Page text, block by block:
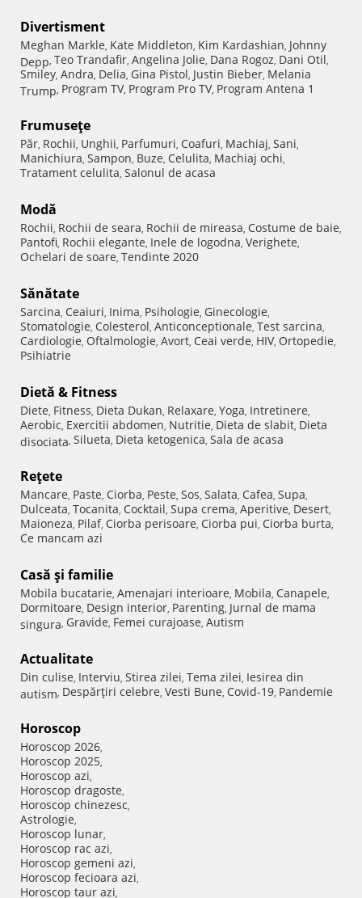
Divertisment
Meghan Markle, Kate Middleton, Kim Kardashian, Johnny
Depp, Teo Trandafir, Angelina Jolie, Dana Rogoz, Dani Otil,
Smiley, Andra, Delia, Gina Pistol, Justin Bieber, Melania
Trump, Program TV, Program Pro TV, Program Antena 1
Frumuseţe
Păr, Rochii, Unghii, Parfumuri, Coafuri, Machiaj, Sani,
Manichiura, Sampon, Buze, Celulita, Machiaj ochi,
Tratament celulita, Salonul de acasa
Modă
Rochii, Rochii de seara, Rochii de mireasa, Costume de baie,
Pantofi, Rochii elegante, Inele de logodna, Verighete,
Ochelari de soare, Tendinte 2020
Sănătate
Sarcina, Ceaiuri, Inima, Psihologie, Ginecologie,
Stomatologie, Colesterol, Anticonceptionale, Test sarcina,
Cardiologie, Oftalmologie, Avort, Ceai verde, HIV, Ortopedie,
Psihiatrie
Dietă & Fitness
Diete, Fitness, Dieta Dukan, Relaxare, Yoga, Intretinere,
Aerobic, Exercitii abdomen, Nutritie, Dieta de slabit, Dieta
disociata, Silueta, Dieta ketogenica, Sala de acasa
Reţete
Mancare, Paste, Ciorba, Peste, Sos, Salata, Cafea, Supa,
Dulceata, Tocanita, Cocktail, Supa crema, Aperitive, Desert,
Maioneza, Pilaf, Ciorba perisoare, Ciorba pui, Ciorba burta,
Ce mancam azi
Casă şi familie
Mobila bucatarie, Amenajari interioare, Mobila, Canapele,
Dormitoare, Design interior, Parenting, Jurnal de mama
singura, Gravide, Femei curajoase, Autism
Actualitate
Din culise, Interviu, Stirea zilei, Tema zilei, Iesirea din
autism, Despărţiri celebre, Vesti Bune, Covid-19, Pandemie
Horoscop
Horoscop 2026,
Horoscop 2025,
Horoscop azi,
Horoscop dragoste,
Horoscop chinezesc,
Astrologie,
Horoscop lunar,
Horoscop rac azi,
Horoscop gemeni azi,
Horoscop fecioara azi,
Horoscop taur azi,